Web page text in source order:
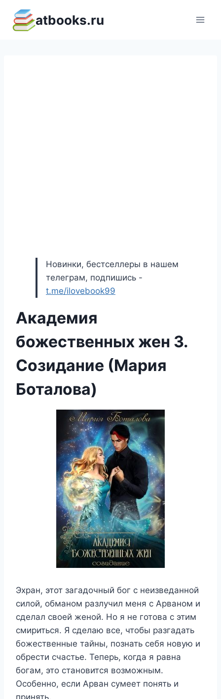
содержимому
atbooks.ru
Новинки, бестселлеры в нашем
телеграм, подпишись -
t.me/ilovebook99
Академия
божественных жен 3.
Созидание (Мария
Боталова)
Эхран, этот загадочный бог с неизведанной
силой, обманом разлучил меня с Арваном и
сделал своей женой. Но я не готова с этим
смириться. Я сделаю все, чтобы разгадать
божественные тайны, познать себя новую и
обрести счастье. Теперь, когда я равна
богам, это становится возможным.
Особенно, если Арван сумеет понять и
принять.